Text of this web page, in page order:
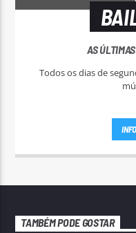
AS
Todos os dias de
TAMBÉM PODE GOSTAR